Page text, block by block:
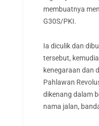
membuatnya
G30S/PKI.
Ia diculik dan
tersebut,
kenegaraan dan
Pahlawan
dikenang dalam
nama jalan,